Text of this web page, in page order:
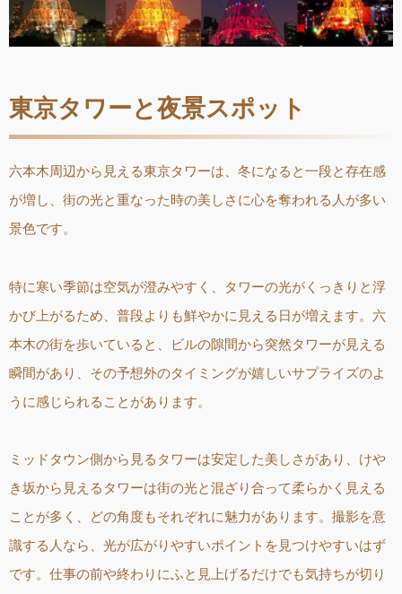
東京タワーと夜景スポット
六本木周辺から見える東京タワーは、冬になると一段と存在感
が増し、街の光と重なった時の美しさに心を奪われる人が多い
景色です。
特に寒い季節は空気が澄みやすく、タワーの光がくっきりと浮
かび上がるため、普段よりも鮮やかに見える日が増えます。六
本木の街を歩いていると、ビルの隙間から突然タワーが見える
瞬間があり、その予想外のタイミングが嬉しいサプライズのよ
うに感じられることがあります。
ミッドタウン側から見るタワーは安定した美しさがあり、けや
き坂から見えるタワーは街の光と混ざり合って柔らかく見える
ことが多く、どの角度もそれぞれに魅力があります。撮影を意
識する人なら、光が広がりやすいポイントを見つけやすいはず
です。仕事の前や終わりにふと見上げるだけでも気持ちが切り